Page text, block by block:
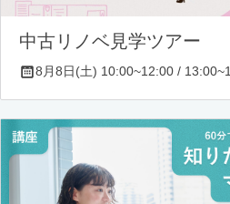
中古リノベ見学ツアー
8月8日(土) 10:00~12:00 /